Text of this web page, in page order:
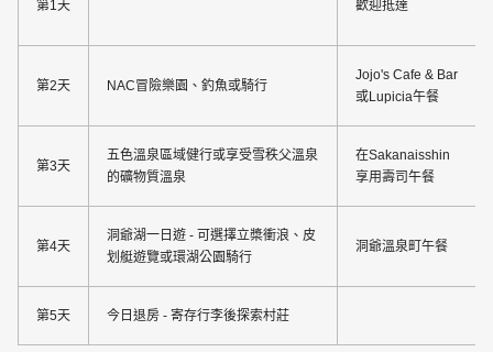
第1天 歡迎抵達
第2天 NAC冒險樂園、釣魚或騎行
Jojo's Cafe & Bar
或Lupicia午餐
第3天
五色溫泉區域健行或享受雪秩父溫泉
的礦物質溫泉
在Sakanaisshin
享用壽司午餐
第4天
洞爺湖一日遊 - 可選擇立槳衝浪、皮
划艇遊覽或環湖公園騎行
洞爺溫泉町午餐
第5天 今日退房 - 寄存行李後探索村莊